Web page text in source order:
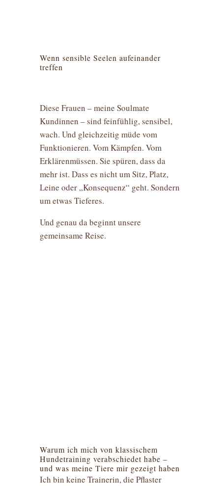
Wenn sensible Seelen aufeinander
treffen
Diese Frauen – meine Soulmate
Kundinnen – sind feinfühlig, sensibel,
wach. Und gleichzeitig müde vom
Funktionieren. Vom Kämpfen. Vom
Erklärenmüssen. Sie spüren, dass da
mehr ist. Dass es nicht um Sitz, Platz,
Leine oder „Konsequenz“ geht. Sondern
um etwas Tieferes.
Und genau da beginnt unsere
gemeinsame Reise.
Warum ich mich von klassischem
Hundetraining verabschiedet habe –
und was meine Tiere mir gezeigt haben
Ich bin keine Trainerin, die Pflaster